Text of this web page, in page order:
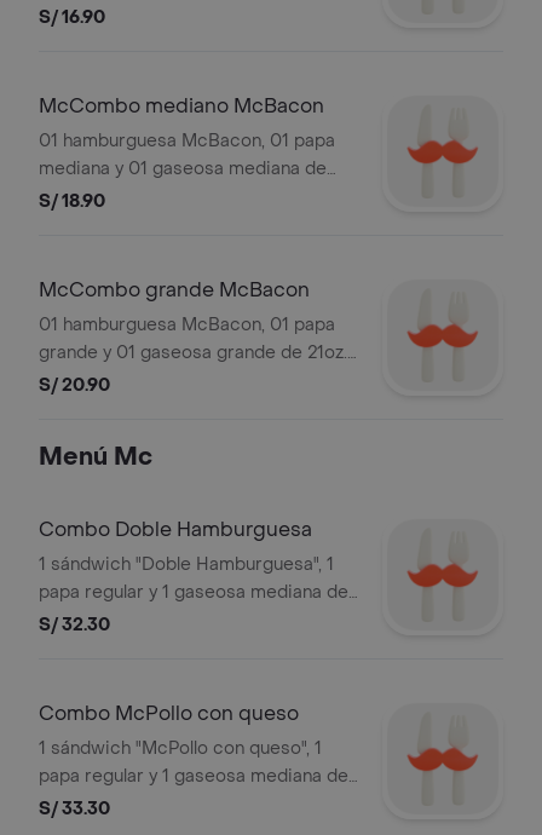
Sujeto a stock de local. Las gaseosas
S/ 16.90
McCombo mediano McBacon
01 hamburguesa McBacon, 01 papa
mediana y 01 gaseosa mediana de
16oz. Sujeto a stock de local. Las
S/ 18.90
McCombo grande McBacon
01 hamburguesa McBacon, 01 papa
grande y 01 gaseosa grande de 21oz.
Sujeto a stock de local. Las gaseosas
S/ 20.90
Menú Mc
Combo Doble Hamburguesa
1 sándwich "Doble Hamburguesa", 1
papa regular y 1 gaseosa mediana de
16 oz. Válido en horario especial.
S/ 32.30
Combo McPollo con queso
1 sándwich "McPollo con queso", 1
papa regular y 1 gaseosa mediana de
16 oz. Válido en horario especial.
S/ 33.30